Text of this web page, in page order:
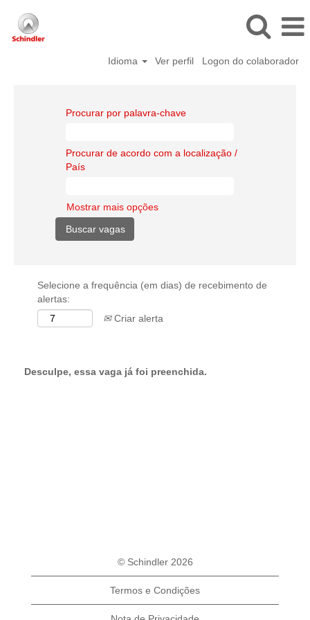
Idioma Ver perfil Logon do colaborador
Procurar por palavra-chave
Procurar de acordo com a localização /
País
Mostrar mais opções
Selecione a frequência (em dias) de recebimento de
alertas:
Criar alerta
Desculpe, essa vaga já foi preenchida.
© Schindler 2026
Termos e Condições